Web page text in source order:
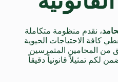
، نقدم منظومة متكاملة
كافة الاحتياجات الحيوية
من المحامين المتمرسين
لكم تمثيلاً قانونياً دقيقاً